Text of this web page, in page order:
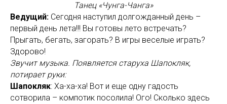
Танец «Чунга-Чанга»
Ведущий: Сегодня наступил долгожданный день –
первый день лета!!! Вы готовы лето встречать?
Прыгать, бегать, загорать? В игры веселые играть?
Здорово!
Звучит музыка. Появляется старуха Шапокляк,
потирает руки:
Шапокляк: Ха-ха-ха! Вот и еще одну гадость
сотворила – компотик посолила! Ого! Сколько здесь